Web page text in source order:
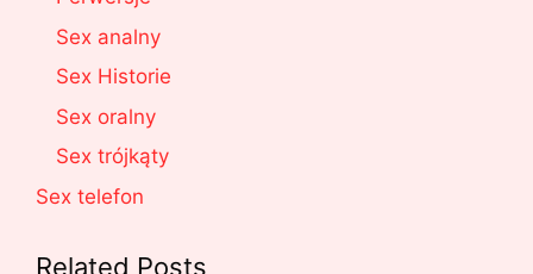
Sex analny
Sex Historie
Sex oralny
Sex trójkąty
Sex telefon
Related Posts